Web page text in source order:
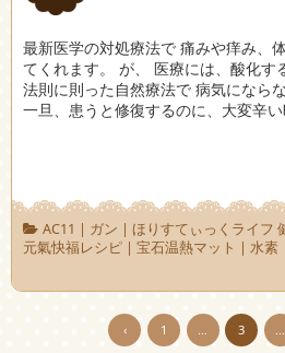
最新医学の対処療法で 痛みや痒み、
てくれます。 が、 医療には、酸化
法則に則った自然療法で 病気になら
一旦、患うと修復するのに、大変辛
AC11 | ガン | ほりすてぃっくライフ
元氣快福レシピ | 宝石温熱マット | 水素
‹ 1 … 3 …